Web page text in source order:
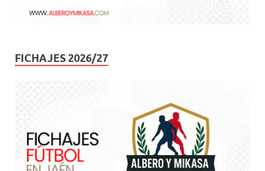
FICHAJES 2026/27